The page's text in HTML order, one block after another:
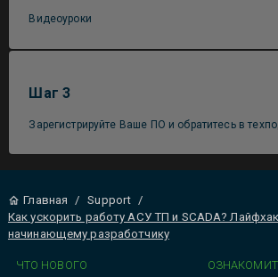
Видеоуроки
Шаг 3
Зарегистрируйте Ваше ПО и обратитесь в
Главная / Support /
Как ускорить работу АСУ ТП и SCADA?
начинающему разработчику
ЧТО НОВОГО